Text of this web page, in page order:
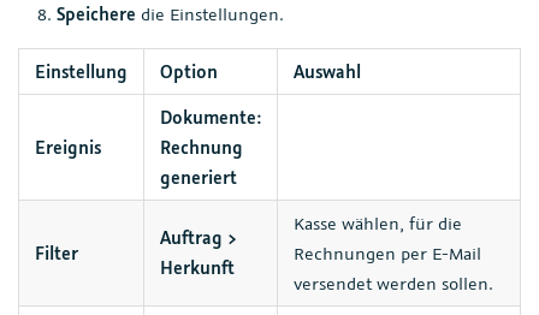
Speichere die Einstellungen.
Einstellung Option Auswahl
Ereignis
Dokumente:
Rechnung
generiert
Filter
Auftrag >
Herkunft
Kasse wählen, für die
Rechnungen per E-Mail
versendet werden sollen.